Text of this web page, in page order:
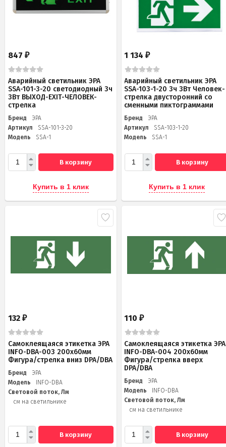
847 ₽
Аварийный светильник ЭРА
SSA-101-3-20 светодиодный 3ч
3Вт ВЫХОД-EXIT-ЧЕЛОВЕК-
стрелка
Бренд
ЭРА
Артикул
SSA-101-3-20
Модель
SSA-1
В корзину
Купить в 1 клик
1 134₽
Аварийный светильник ЭРА
SSA-103-1-20 3ч 3Вт Человек-
стрелка двусторонний со
сменными пиктограммами
Бренд
ЭРА
Артикул
SSA-103-1-20
Модель
SSA-1
В корзину
Купить в 1 клик
132 ₽
Самоклеящаяся этикетка ЭРА
INFO-DBA-003 200х60мм
Фигура/стрелка вниз DPA/DBA
Бренд
ЭРА
Модель
INFO-DBA
Световой поток, Лм
см на светильнике
В корзину
110₽
Самоклеящаяся этикетка ЭРА
INFO-DBA-004 200х60мм
Фигура/стрелка вверх
DPA/DBA
Бренд
ЭРА
Модель
INFO-DBA
Световой поток, Лм
см на светильнике
В корзину